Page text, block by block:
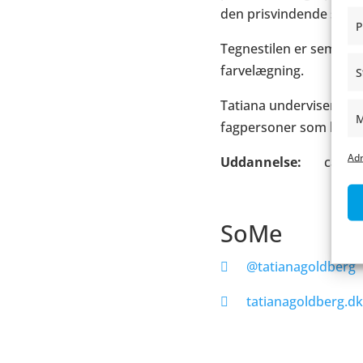
den prisvindende sci-fi
Tegnestilen er
farvelægning.
Tatiana underviser
fagpersoner som
Uddannelse
SoMe
@tatianagoldberg
tatianagoldberg.dk